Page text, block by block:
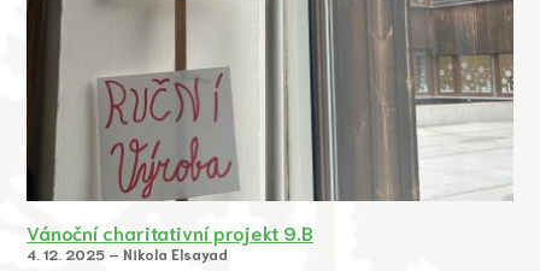
Vánoční charitativní projekt 9.B
4. 12. 2025 – Nikola Elsayad